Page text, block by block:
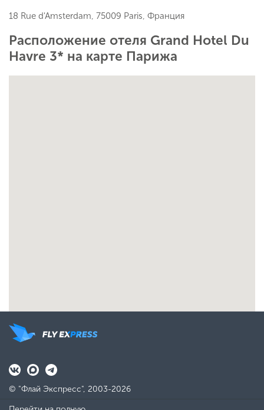
18 Rue d'Amsterdam, 75009 Paris, Франция
Расположение отеля Grand Hotel Du
Havre 3* на карте Парижа
© "Флай Экспресс", 2003-2026